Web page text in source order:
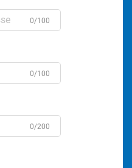
0/100
0/100
0/200